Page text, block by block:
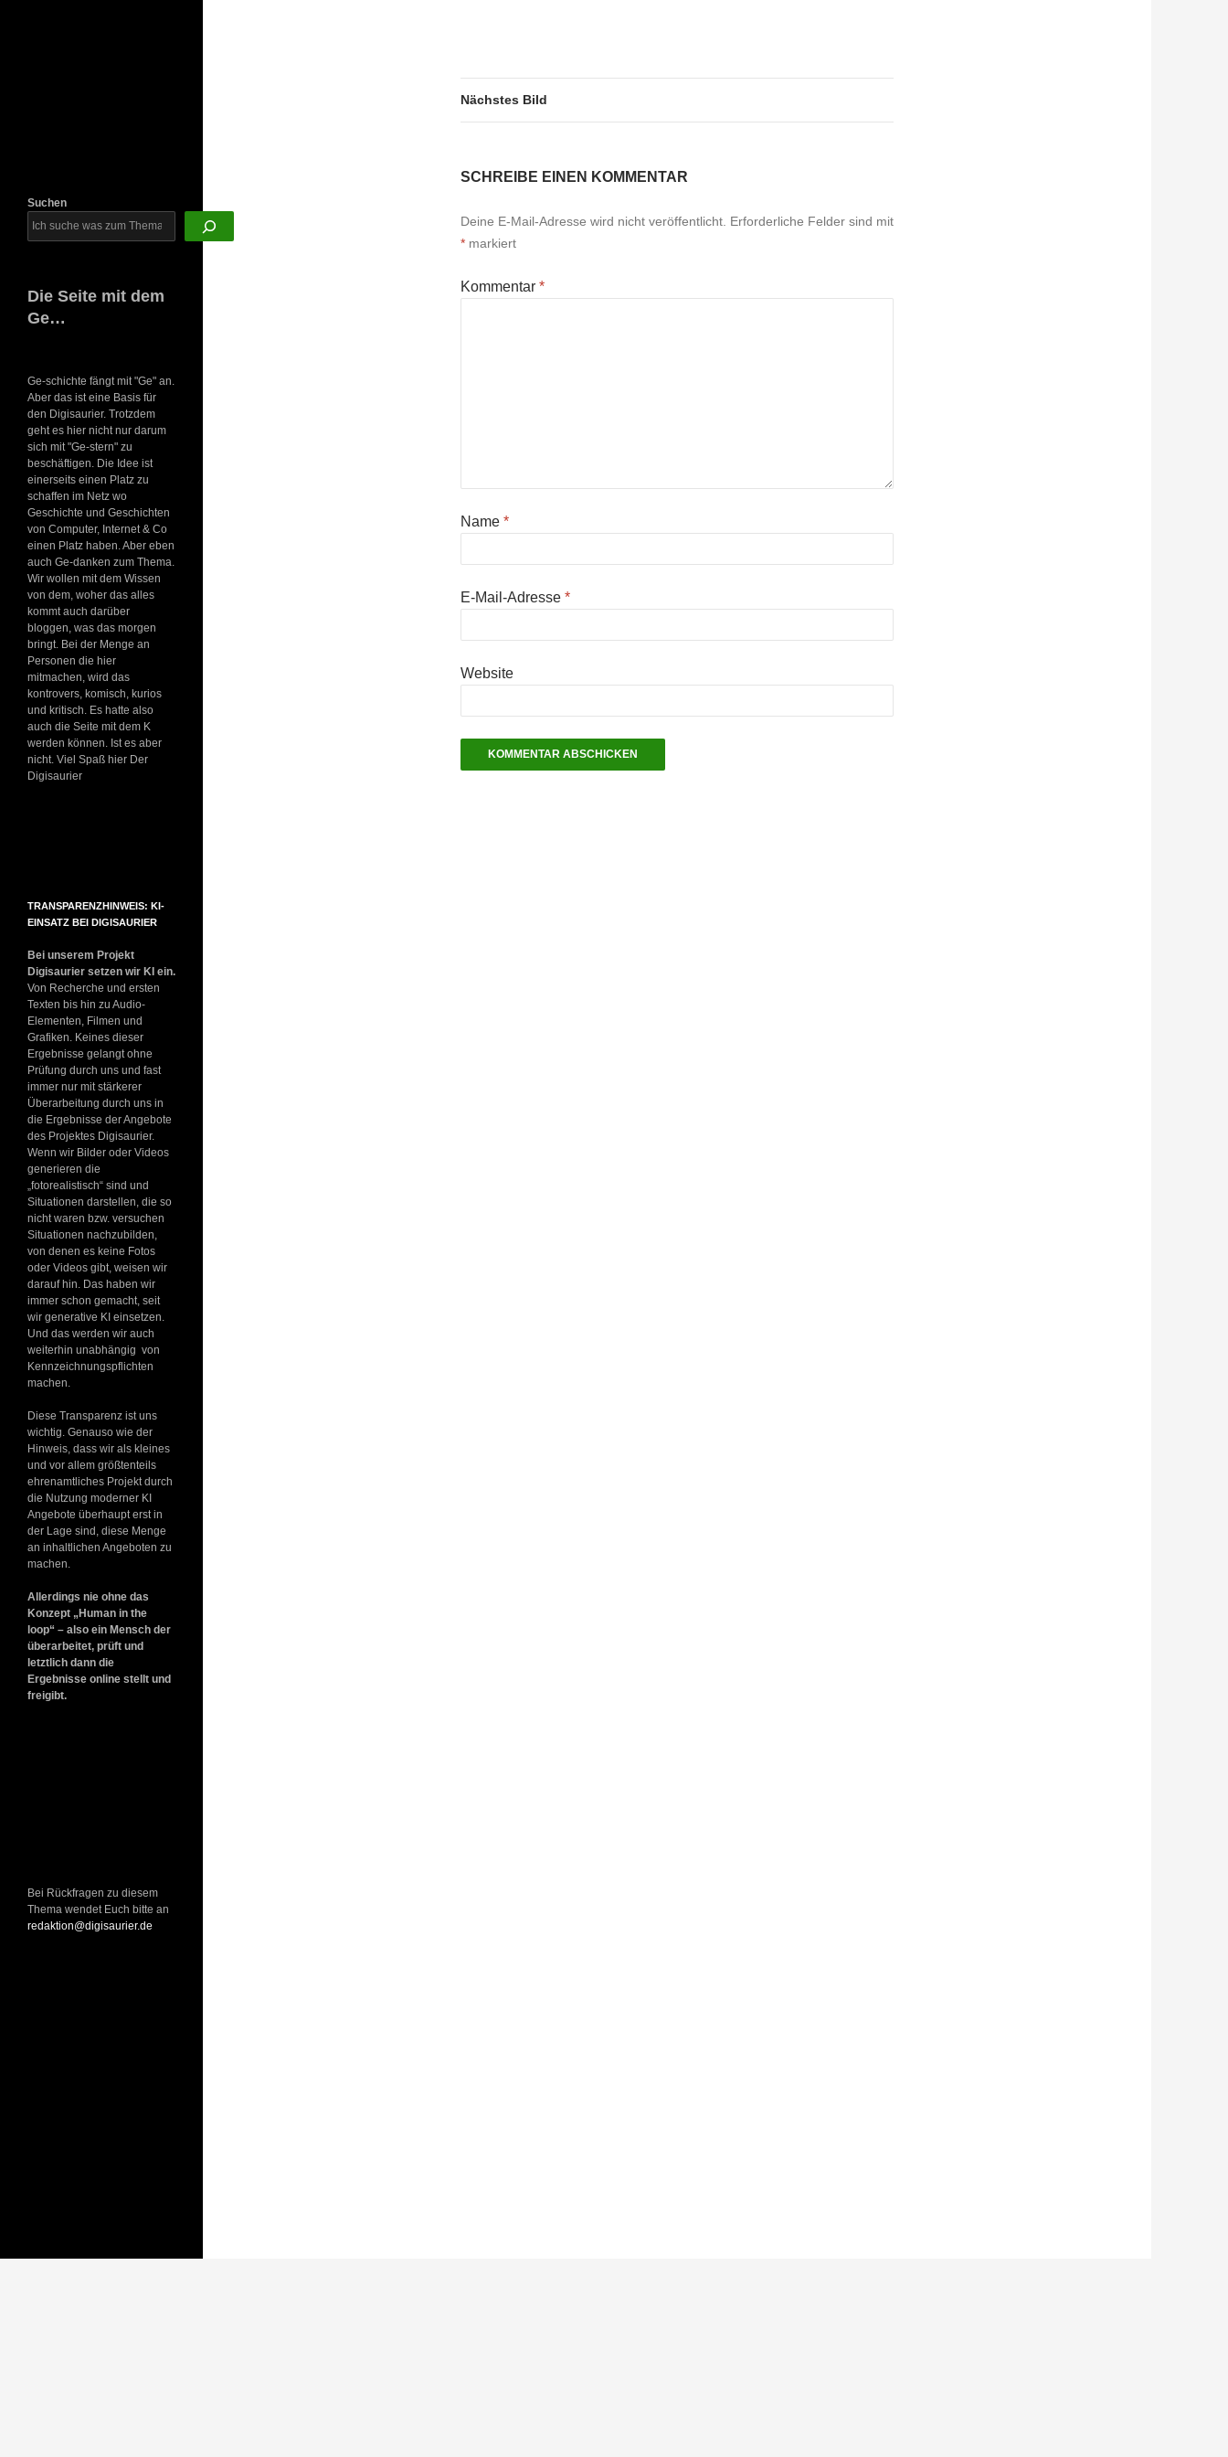
Nächstes Bild
SCHREIBE EINEN KOMMENTAR
Deine E-Mail-Adresse wird nicht veröffentlicht. Erforderliche Felder sind mit
* markiert
Kommentar *
Name *
E-Mail-Adresse *
Website
Suchen
Die Seite mit dem
Ge…
Ge-schichte fängt mit "Ge" an.
Aber das ist eine Basis für
den Digisaurier. Trotzdem
geht es hier nicht nur darum
sich mit "Ge-stern" zu
beschäftigen. Die Idee ist
einerseits einen Platz zu
schaffen im Netz wo
Geschichte und Geschichten
von Computer, Internet & Co
einen Platz haben. Aber eben
auch Ge-danken zum Thema.
Wir wollen mit dem Wissen
von dem, woher das alles
kommt auch darüber
bloggen, was das morgen
bringt. Bei der Menge an
Personen die hier
mitmachen, wird das
kontrovers, komisch, kurios
und kritisch. Es hatte also
auch die Seite mit dem K
werden können. Ist es aber
nicht. Viel Spaß hier Der
Digisaurier
TRANSPARENZHINWEIS: KI-
EINSATZ BEI DIGISAURIER
Bei unserem Projekt
Digisaurier setzen wir KI ein.
Von Recherche und ersten
Texten bis hin zu Audio-
Elementen, Filmen und
Grafiken. Keines dieser
Ergebnisse gelangt ohne
Prüfung durch uns und fast
immer nur mit stärkerer
Überarbeitung durch uns in
die Ergebnisse der Angebote
des Projektes Digisaurier.
Wenn wir Bilder oder Videos
generieren die
„fotorealistisch“ sind und
Situationen darstellen, die so
nicht waren bzw. versuchen
Situationen nachzubilden,
von denen es keine Fotos
oder Videos gibt, weisen wir
darauf hin. Das haben wir
immer schon gemacht, seit
wir generative KI einsetzen.
Und das werden wir auch
weiterhin unabhängig von
Kennzeichnungspflichten
machen.
Diese Transparenz ist uns
wichtig. Genauso wie der
Hinweis, dass wir als kleines
und vor allem größtenteils
ehrenamtliches Projekt durch
die Nutzung moderner KI
Angebote überhaupt erst in
der Lage sind, diese Menge
an inhaltlichen Angeboten zu
machen.
Allerdings nie ohne das
Konzept „Human in the
loop“ – also ein Mensch der
überarbeitet, prüft und
letztlich dann die
Ergebnisse online stellt und
freigibt.
Bei Rückfragen zu diesem
Thema wendet Euch bitte an
redaktion@digisaurier.de